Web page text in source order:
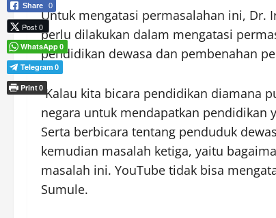
Untuk mengatasi permasalahan ini, Dr.
perlu dilakukan dalam mengatasi
pendidikan dewasa dan pembenahan
“Kalau kita bicara pendidikan diamana
negara untuk mendapatkan pendidikan
Serta berbicara tentang penduduk
kemudian masalah ketiga, yaitu
masalah ini. YouTube tidak bisa
Sumule.
Share 0
Post 0
WhatsApp0
Telegram 0
Print0